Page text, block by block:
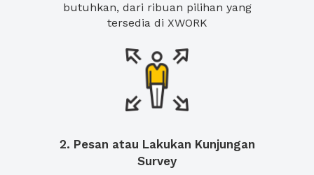
butuhkan, dari ribuan pilihan yang
tersedia di XWORK
2. Pesan atau Lakukan Kunjungan
Survey